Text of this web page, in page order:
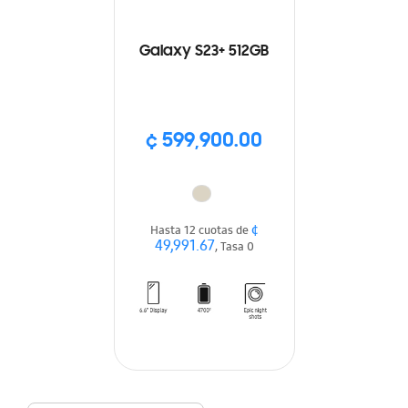
Galaxy S23+ 512GB
¢ 599,900.00
Hasta 12 cuotas de¢
49,991.67, Tasa 0